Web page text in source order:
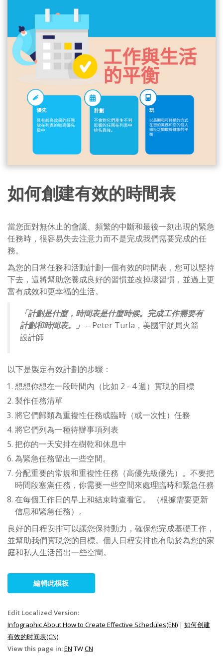
如何創建有效的時間表
當您面對無休止的會議、頻繁的中斷和最後一刻出現的緊急
任務時，很容易失去注意力而不是完成我們需要完成的任
務。
為您的日常任務和活動計劃一個有效的時間表，您可以堅持
下去，這將幫助您養成良好的習慣並改掉壞習慣，並過上更
富有成效和更幸福的生活。
「計劃是什麼，時間表是什麼時候。完成工作需要有
計劃和時間表。」 – Peter Turla，美國宇航局火箭
設計師
以下是製定有效計劃的步驟：
想想你想在一段時間內（比如 2 - 4 週）實現的目標
製作任務清單
將它們歸類為重複性任務或臨時（或一次性）任務
將它們列為一種待辦事項列表
把你的一天安排在樹乾和休息中
為緊急任務留出一些空間。
分配重要的常規和重複性任務（高優先級優先）。不要把
時間段塞滿任務，你需要一些空間來處理臨時和緊急任務
在每個工作日的早上和結束時查看它。 （根據需要更新
信息和緊急任務）。
良好的日程安排可以讓您保持動力，確保您完成基礎工作，
並幫助我們實現您的目標。個人日程安排也有助於為您的家
庭和私人生活留出一些空間。
編輯此模板
Edit Localized Version:
Infographic About How to Create Effective Schedules(EN) | 如何创建
有效的时间表(CN)
View this page in:EN TWCN